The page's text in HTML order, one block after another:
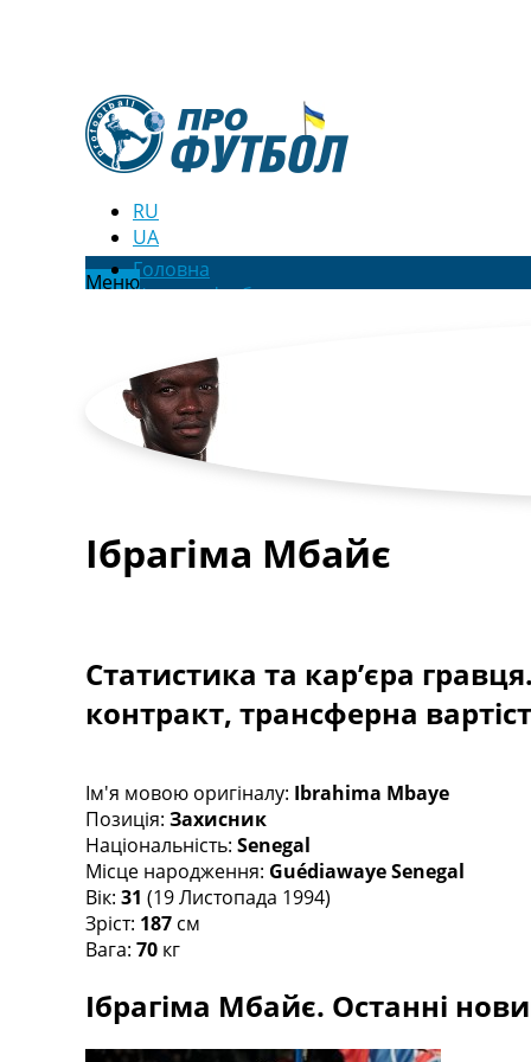
RU
UA
МенюГоловна
Новини футболу
Футбольні трансфери
Останні коментарі
Конкурс прогнозів
Логін
Рейтінги
Турніри
Англія. Прем’єр-Ліга
Іспанія. Ла Ліга
Ще Турніри >>>
Чемпіонат Світу. Турнирні таблиці
Таблиця УПЛ
Перша Ліга
Таблиця АПЛ
Таблиця Ла Ліги
Таблиця Ліги Чемпіонів
Рейтинг країн УЄФА
Рейтинг клубів УЄФА
Рейтинг ФІФА
Ібрагіма Мбайє
Статистика та кар’єра
контракт, трансферна
Ім'я мовою оригіналу: Ibrahima Mbaye
Позиція: Захисник
Національність: Senegal
Місце народження: Guédiawaye Senegal
Вік: 31 (19 Листопада 1994)
Зріст: 187 см
Вага: 70 кг
Ібрагіма Мбайє. Останні